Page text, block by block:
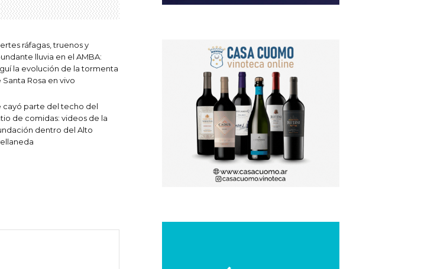
ráfagas, truenos y
lluvia en el AMBA:
la evolución de la tormenta
Santa Rosa en vivo
cayó parte del techo del
de comidas: videos de la
dentro del Alto